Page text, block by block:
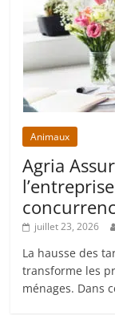
Animaux
Agria
juillet 23, 2026
La hausse des
transforme les
ménages. Dans